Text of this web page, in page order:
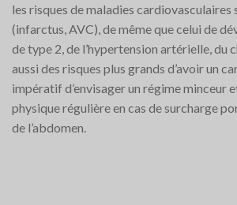
les risques de maladies cardiovasculaires
(infarctus, AVC), de même que celui de
de type 2, de l’hypertension artérielle, du
aussi des risques plus grands d’avoir un
impératif d’envisager un régime minceur
physique régulière en cas de surcharge
de l’abdomen.